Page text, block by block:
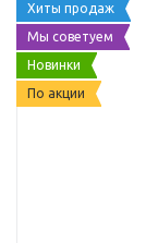
Хиты продаж
Мы советуем
Новинки
По акции